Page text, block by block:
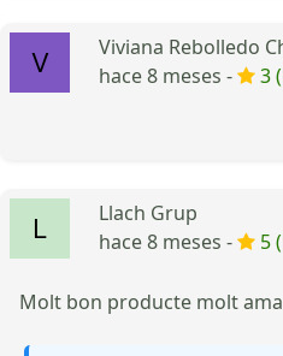
Viviana Rebolledo
hace 8 meses -
3
Llach Grup
hace 8 meses -
5
Molt bon producte molt